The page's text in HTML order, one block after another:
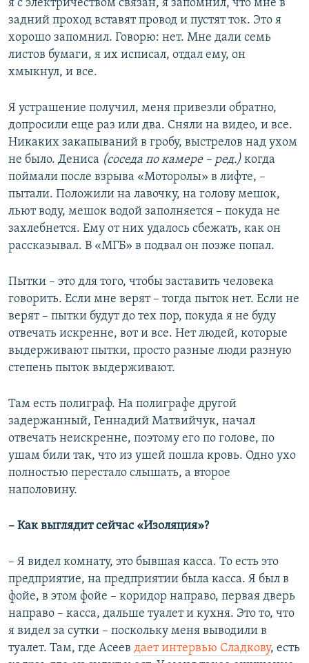
я с электричеством связан, я запомнил, что мне в
задний проход вставят провод и пустят ток. Это я
хорошо запомнил. Говорю: нет. Мне дали семь
листов бумаги, я их исписал, отдал ему, он
хмыкнул, и все.
Я устрашение получил, меня привезли обратно,
допросили еще раз или два. Сняли на видео, и все.
Никаких закапываний в гробу, выстрелов над ухом
не было. Дениса (соседа по камере – ред.) когда
поймали после взрыва «Моторолы» в лифте, –
пытали. Положили на лавочку, на голову мешок,
льют воду, мешок водой заполняется – покуда не
захлебнется. Ему от них удалось сбежать, как он
рассказывал. В «МГБ» в подвал он позже попал.
Пытки – это для того, чтобы заставить человека
говорить. Если мне верят – тогда пыток нет. Если не
верят – пытки будут до тех пор, покуда я не буду
отвечать искренне, вот и все. Нет людей, которые
выдерживают пытки, просто разные люди разную
степень пыток выдерживают.
Там есть полиграф. На полиграфе другой
задержанный, Геннадий Матвийчук, начал
отвечать неискренне, поэтому его по голове, по
ушам били так, что из ушей пошла кровь. Одно ухо
полностью перестало слышать, а второе
наполовину.
– Как выглядит сейчас «​Изоляция»​?
– Я видел комнату, это бывшая касса. То есть это
предприятие, на предприятии была касса. Я был в
фойе, в этом фойе – коридор направо, первая дверь
направо – касса, дальше туалет и кухня. Это то, что
я видел за сутки – поскольку меня выводили в
туалет. Там, где Асеев дает интервью Сладкову, есть